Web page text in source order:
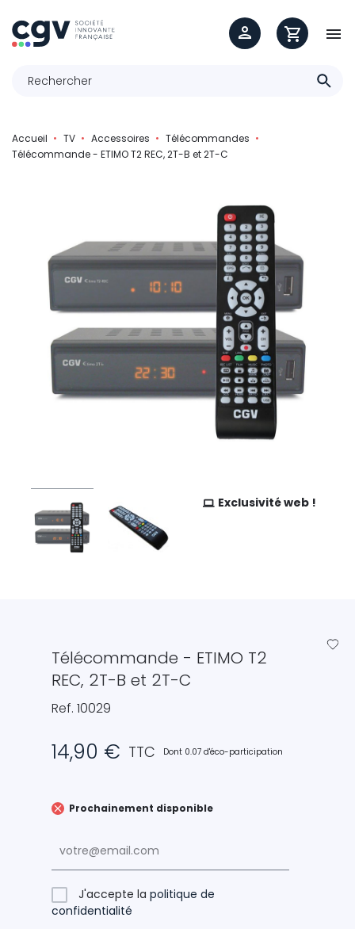

Accueil TV Accessoires
Télécommandes
Télécommande - ETIMO T2 REC, 2T-B et 2T-C
Exclusivité web !
Télécommande - ETIMO T2
REC, 2T-B et 2T-C
favorite_border
Ref. 10029
14,90 € TTC Dont 0.07 d'éco-participation
Prochainement disponible
J'accepte la politique de
confidentialité